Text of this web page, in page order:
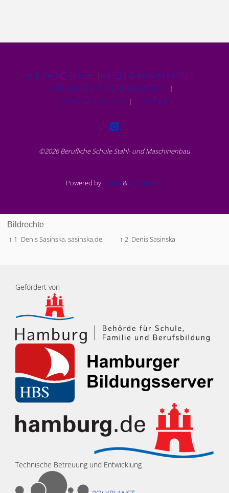
WIR AN DER BS04 | BILDUNGSANGEBOTE
|
DOKUMENTE UND DOWNLOADS
|
ONLINE-SERVICES
| KONTAKT
©2026 Berufliche Schule Stahl- und Maschinenbau
Powered byFluida &WordPress.
Bildrechte
↑ 1 Denis Sasinska, sasinska.de ↑ 2 Denis Sasinska
Gefördert von
Technische Betreuung und Entwicklung